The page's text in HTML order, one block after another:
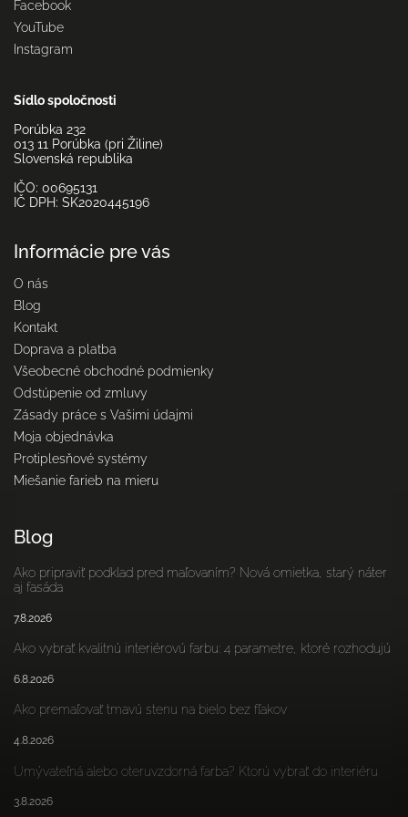
Facebook
YouTube
Instagram
Sídlo spoločnosti
Porúbka 232
013 11 Porúbka (pri Žiline)
Slovenská republika
IČO: 00695131
IČ DPH: SK2020445196
Informácie pre vás
O nás
Blog
Kontakt
Doprava a platba
Všeobecné obchodné podmienky
Odstúpenie od zmluvy
Zásady práce s Vašimi údajmi
Moja objednávka
Protiplesňové systémy
Miešanie farieb na mieru
Blog
Ako pripraviť podklad pred maľovaním? Nová omietka, starý náter
aj fasáda
7.8.2026
Ako vybrať kvalitnú interiérovú farbu: 4 parametre, ktoré rozhodujú
6.8.2026
Ako premaľovať tmavú stenu na bielo bez fľakov
4.8.2026
Umývateľná alebo oteruvzdorná farba? Ktorú vybrať do interiéru
3.8.2026